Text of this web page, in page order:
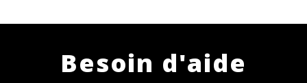
Besoin d'aide